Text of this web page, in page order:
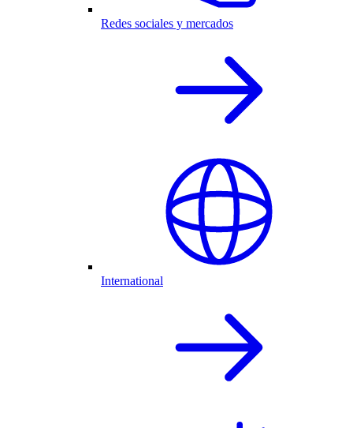
Redes sociales y mercados
International